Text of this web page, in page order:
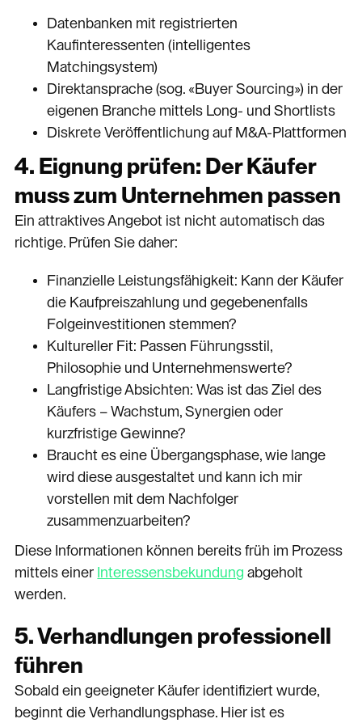
Datenbanken mit registrierten
Kaufinteressenten (intelligentes
Matchingsystem)
Direktansprache (sog. «Buyer Sourcing») in der
eigenen Branche mittels Long- und Shortlists
Diskrete Veröffentlichung auf M&A-Plattformen
4. Eignung prüfen: Der Käufer
muss zum Unternehmen passen
Ein attraktives Angebot ist nicht automatisch das
richtige. Prüfen Sie daher:
Finanzielle Leistungsfähigkeit: Kann der Käufer
die Kaufpreiszahlung und gegebenenfalls
Folgeinvestitionen stemmen?
Kultureller Fit: Passen Führungsstil,
Philosophie und Unternehmenswerte?
Langfristige Absichten: Was ist das Ziel des
Käufers – Wachstum, Synergien oder
kurzfristige Gewinne?
Braucht es eine Übergangsphase, wie lange
wird diese ausgestaltet und kann ich mir
vorstellen mit dem Nachfolger
zusammenzuarbeiten?
Diese Informationen können bereits früh im Prozess
mittels einer Interessensbekundung abgeholt
werden.
5. Verhandlungen professionell
führen
Sobald ein geeigneter Käufer identifiziert wurde,
beginnt die Verhandlungsphase. Hier ist es